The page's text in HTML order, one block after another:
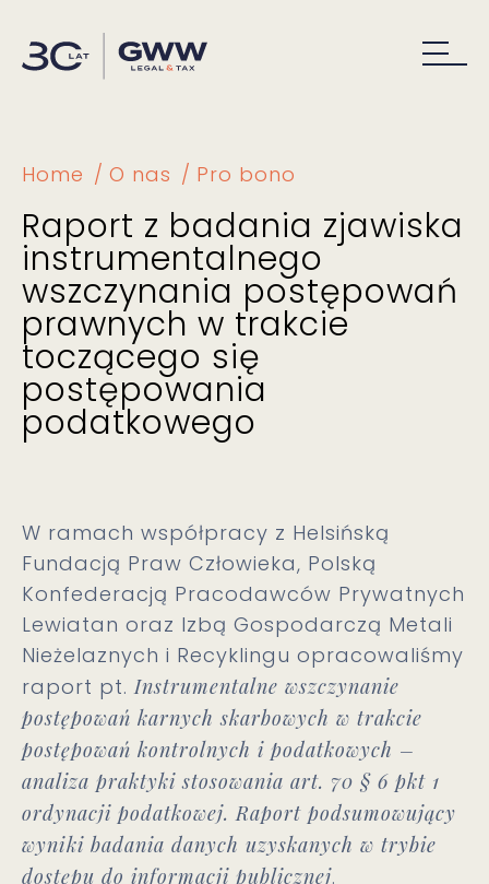
Home O nas Pro bono
Raport z badania zjawiska
instrumentalnego
wszczynania postępowań
prawnych w trakcie
toczącego się
postępowania
podatkowego
W ramach współpracy z Helsińską
Fundacją Praw Człowieka, Polską
Konfederacją Pracodawców Prywatnych
Lewiatan oraz Izbą Gospodarczą Metali
Nieżelaznych i Recyklingu opracowaliśmy
raport pt.Instrumentalne wszczynanie
postępowań karnych skarbowych w trakcie
postępowań kontrolnych i podatkowych –
analiza praktyki stosowania art. 70 § 6 pkt 1
ordynacji podatkowej. Raport podsumowujący
wyniki badania danych uzyskanych w trybie
dostępu do informacji publicznej.